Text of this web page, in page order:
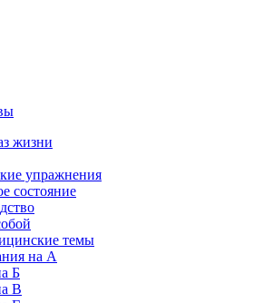
жизни
упражнения
состояние
темы
на А
Б
В